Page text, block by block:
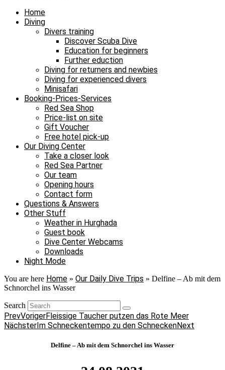
Home
Diving
Divers training
Discover Scuba Dive
Education for beginners
Further eduction
Diving for returners and newbies
Diving for experienced divers
Minisafari
Booking-Prices-Services
Red Sea Shop
Price-list on site
Gift Voucher
Free hotel pick-up
Our Diving Center
Take a closer look
Red Sea Partner
Our team
Opening hours
Contact form
Questions & Answers
Other Stuff
Weather in Hurghada
Guest book
Dive Center Webcams
Downloads
Night Mode
You are here Home » Our Daily Dive Trips » Delfine – Ab mit dem
Schnorchel ins Wasser
Search
PrevVorigerFleissige Taucher putzen das Rote Meer
NächsterIm Schneckentempo zu den SchneckenNext
Delfine – Ab mit dem Schnorchel ins Wasser